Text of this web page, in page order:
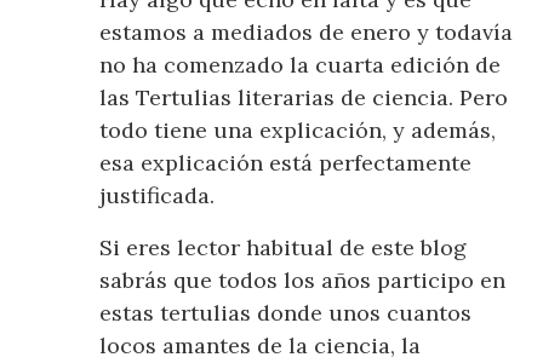
estamos a mediados de enero y todavía
no ha comenzado la cuarta edición de
las Tertulias literarias de ciencia. Pero
todo tiene una explicación, y además,
esa explicación está perfectamente
justificada.
Si eres lector habitual de este blog
sabrás que todos los años participo en
estas tertulias donde unos cuantos
locos amantes de la ciencia, la